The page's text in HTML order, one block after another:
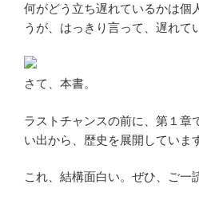
何がどう立ち遅れているかは個
うが、はっきり言って、遅れて
さて、本書。
ラストチャンスの前に、第１章
い出から、歴史を展開していま
これ、結構面白い。ぜひ、ご一